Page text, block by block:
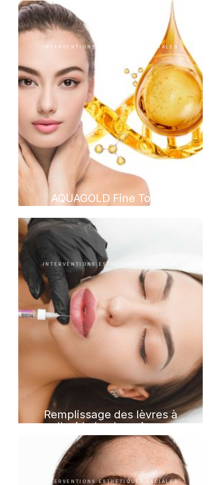
INTERVENTIONS ESTHÉTIQUES FACIALES
AQUAGOLD Fine Touch
INTERVENTIONS ESTHÉTIQUES FACIALES
Remplissage des lèvres à
l'acide hyaluronique
INTERVENTIONS ESTHÉTIQUES FACIALES